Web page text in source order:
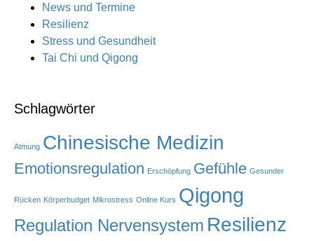
News und Termine
Resilienz
Stress und Gesundheit
Tai Chi und Qigong
Schlagwörter
Atmung Chinesische Medizin
Emotionsregulation Erschöpfung Gefühle Gesunder
Rücken Körperbudget Mikrostress Online Kurs Qigong
Regulation Nervensystem Resilienz